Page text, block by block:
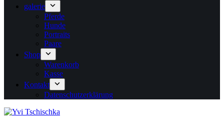
galerie
Pferde
Hunde
Portraits
Paare
Shop
Warenkorb
Kasse
Kontakt
Datenschutzerklärung